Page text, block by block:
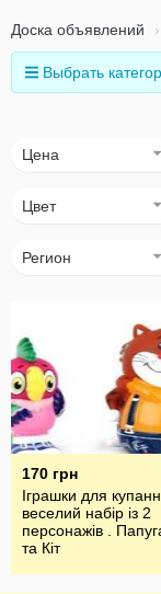
Доска объявлений
Выбрать
Цена
Цвет
Регион
170 грн
Іграшки для
веселий набір із 2
персонажів .
та Кіт